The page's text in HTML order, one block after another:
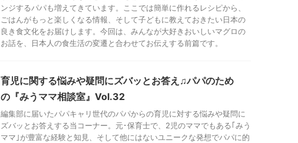
ンジするパパも増えてきています。ここでは簡単に作れるレシピから、
ごはんがもっと楽しくなる情報、そして子どもに教えておきたい日本の
良き食文化をお届けします。今回は、みんなが大好きおいしいマグロの
お話を、日本人の食生活の変遷と合わせてお伝えする前篇です。
育児に関する悩みや疑問にズバッとお答え♫パパのため
の『みうママ相談室』Vol.32
編集部に届いたパパキャリ世代のパパからの育児に対する悩みや疑問に
ズバッとお答えする当コーナー。元･保育士で、2児のママでもある｢みう
ママ｣が豊富な経験と知見、そして他にはないユニークな発想でパパに的